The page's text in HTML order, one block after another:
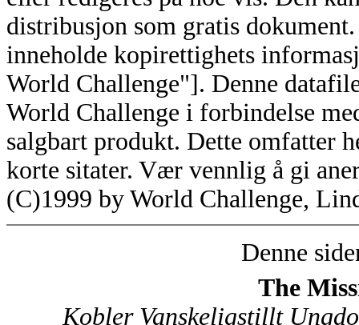
distribusjon som gratis
inneholde kopirettighets
World Challenge"]. Denne
World Challenge i forbindelse
salgbart produkt. Dette omfatter
korte sitater. Vær vennlig å gi
(C)1999 by World Challenge,
Denne
The
Kobler Vanskeligstillt